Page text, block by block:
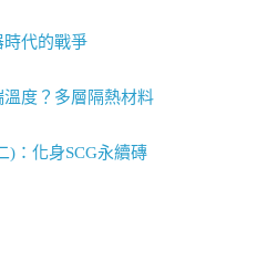
代的戰爭
度？多層隔熱材料
)：化身SCG永續磚